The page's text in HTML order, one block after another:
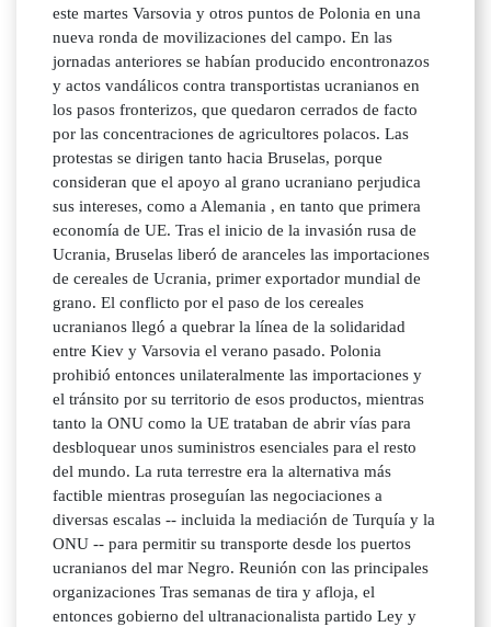
este martes Varsovia y otros puntos de Polonia en una
nueva ronda de movilizaciones del campo. En las
jornadas anteriores se habían producido encontronazos
y actos vandálicos contra transportistas ucranianos en
los pasos fronterizos, que quedaron cerrados de facto
por las concentraciones de agricultores polacos. Las
protestas se dirigen tanto hacia Bruselas, porque
consideran que el apoyo al grano ucraniano perjudica
sus intereses, como a Alemania , en tanto que primera
economía de UE. Tras el inicio de la invasión rusa de
Ucrania, Bruselas liberó de aranceles las importaciones
de cereales de Ucrania, primer exportador mundial de
grano. El conflicto por el paso de los cereales
ucranianos llegó a quebrar la línea de la solidaridad
entre Kiev y Varsovia el verano pasado. Polonia
prohibió entonces unilateralmente las importaciones y
el tránsito por su territorio de esos productos, mientras
tanto la ONU como la UE trataban de abrir vías para
desbloquear unos suministros esenciales para el resto
del mundo. La ruta terrestre era la alternativa más
factible mientras proseguían las negociaciones a
diversas escalas -- incluida la mediación de Turquía y la
ONU -- para permitir su transporte desde los puertos
ucranianos del mar Negro. Reunión con las principales
organizaciones Tras semanas de tira y afloja, el
entonces gobierno del ultranacionalista partido Ley y